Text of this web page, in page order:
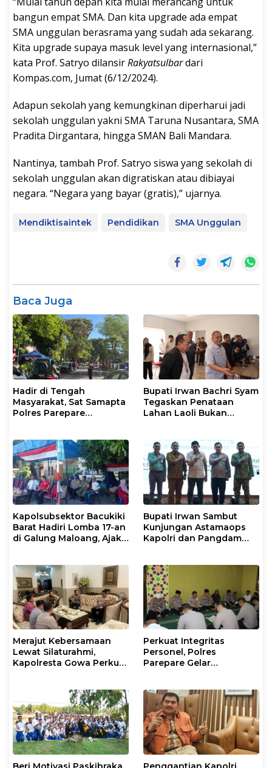
bangun empat SMA. Dan kita upgrade ada empat
SMA unggulan berasrama yang sudah ada sekarang.
Kita upgrade supaya masuk level yang internasional,”
kata Prof. Satryo dilansirRakyatsulbardari
Kompas.com, Jumat (6/12/2024).
Adapun sekolah yang kemungkinan diperharui jadi
sekolah unggulan yakni SMA Taruna Nusantara, SMA
Pradita Dirgantara, hingga SMAN Bali Mandara.
Nantinya, tambah Prof. Satryo siswa yang sekolah di
sekolah unggulan akan digratiskan atau dibiayai
negara. “Negara yang bayar (gratis),” ujarnya.
Mendiktisaintek Pendidikan SMA Unggulan
Baca Juga
Hadir di Tengah
Masyarakat, Sat Samapta
Polres Parepare
Bupati Irwan Bachri Syam
Tegaskan Penataan
Lahan Laoli Bukan
Kapolsubsektor Bacukiki
Barat Hadiri Lomba 17-an
di Galung Maloang, Ajak
Bupati Irwan Sambut
Kunjungan Astamaops
Kapolri dan Pangdam
Merajut Kebersamaan
Lewat Silaturahmi,
Kapolresta Gowa Perkuat
Perkuat Integritas
Personel, Polres
Parepare Gelar